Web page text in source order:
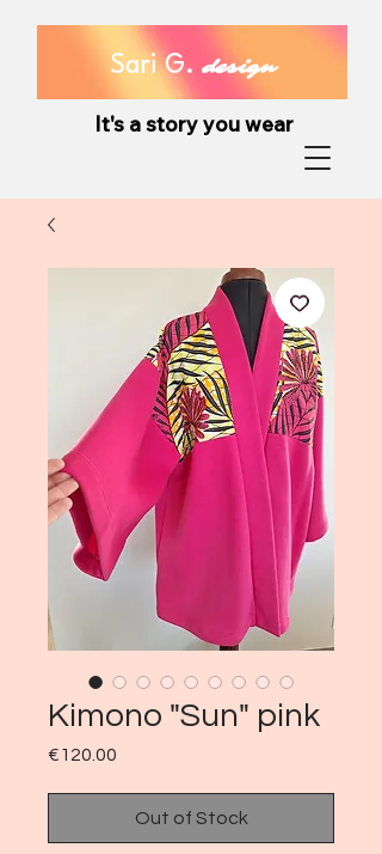
Sari G. design
It's a story you wear
It's a story you wear
Kimono "Sun" pink
€120.00
Out of Stock